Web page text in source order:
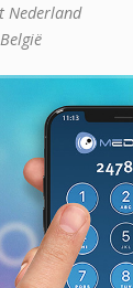
Nederland